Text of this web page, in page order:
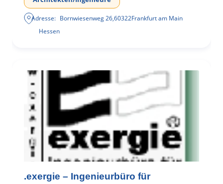
Adresse: Bornwiesenweg 26,60322Frankfurt am Main
Hessen
.exergie – Ingenieurbüro für